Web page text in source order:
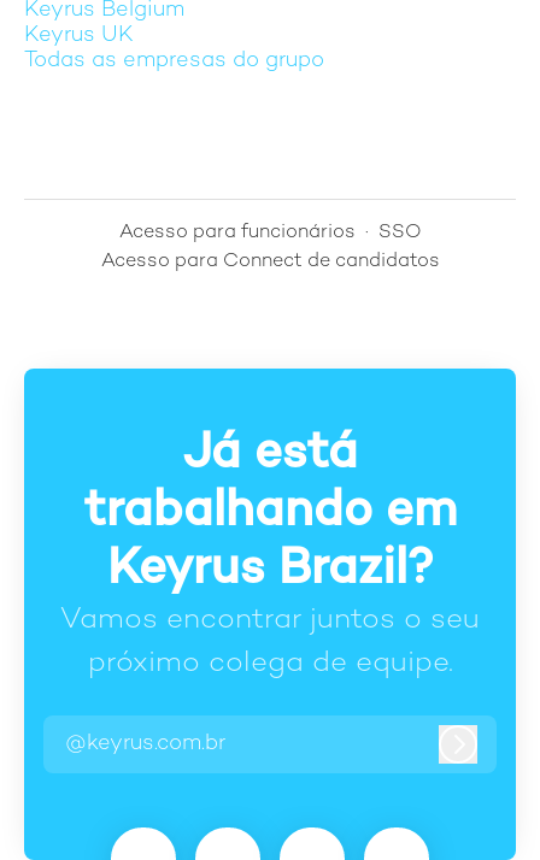
Keyrus Belgium
Keyrus UK
Todas as empresas do grupo
Acesso para funcionários · SSO
Acesso para Connect de candidatos
Já está
trabalhando em
Keyrus Brazil?
Vamos encontrar juntos o seu
próximo colega de equipe.
@keyrus.com.br